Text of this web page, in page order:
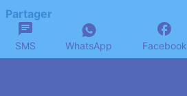
Partager
SMS WhatsApp Facebook